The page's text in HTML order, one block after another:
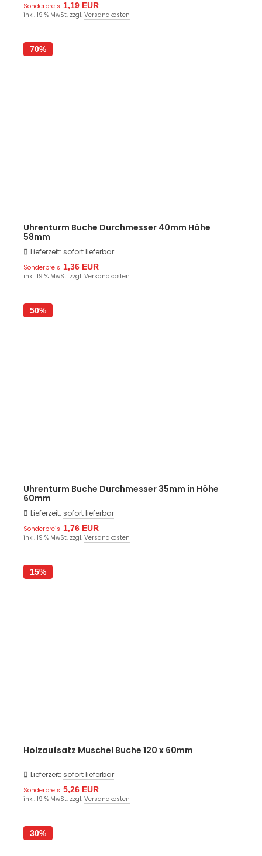
Sonderpreis 1,19 EUR
inkl. 19 % MwSt. zzgl. Versandkosten
Uhrenturm Buche Durchmesser 40mm Höhe
58mm
Lieferzeit: sofort lieferbar
Sonderpreis 1,36 EUR
70%
inkl. 19 % MwSt. zzgl. Versandkosten
Uhrenturm Buche Durchmesser 35mm in Höhe
60mm
Lieferzeit: sofort lieferbar
Sonderpreis 1,76 EUR
50%
inkl. 19 % MwSt. zzgl. Versandkosten
Holzaufsatz Muschel Buche 120 x 60mm
Lieferzeit: sofort lieferbar
Sonderpreis 5,26 EUR
15%
inkl. 19 % MwSt. zzgl. Versandkosten
30%